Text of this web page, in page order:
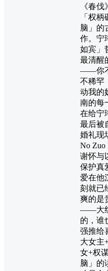
《春
「权
脑」的
作。宁
如宾」
最清醒
——你
不稀罕
动我的
南的每
在给宁
最后被
婚礼现
No Zuo
谢怀与
保护真
爱在他
刻就已
爽的是
——大
的，谁
强推给
大女主
女+权
脑」的